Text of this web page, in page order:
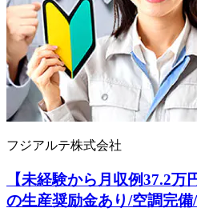
フジアルテ株式会社
【未経験から月収例37.2
の生産奨励金あり/空調完